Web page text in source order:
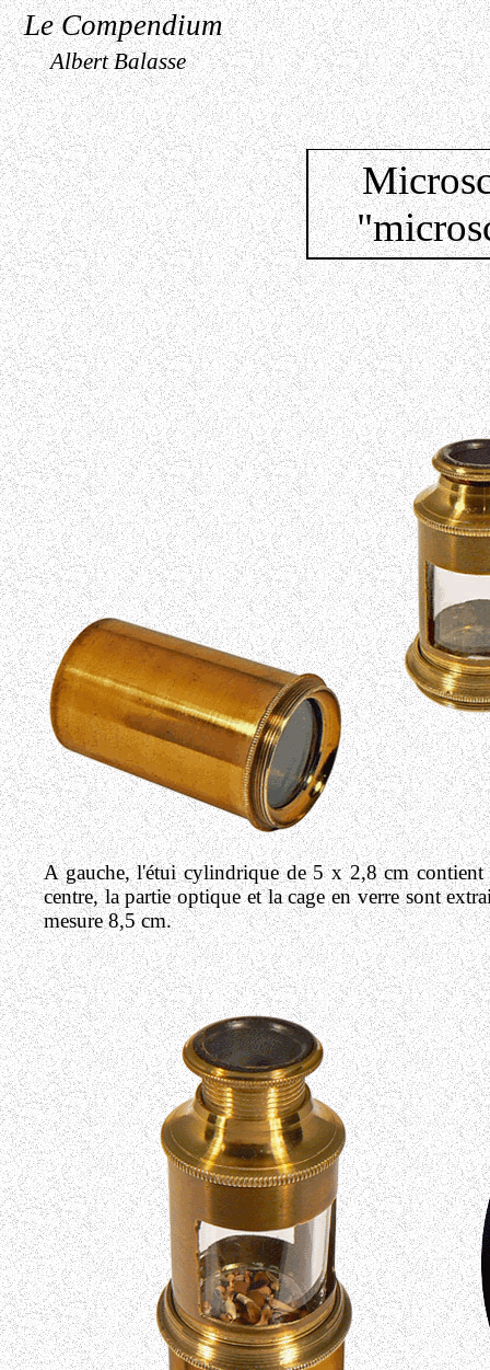
Le Compendium
Albert Balasse
A gauche, l'étui cylindrique de 5 x 2,8 cm contient
centre, la partie optique et la cage en verre sont
mesure 8,5 cm.